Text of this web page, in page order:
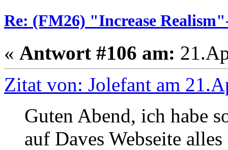
Re: (FM26) "Increase
« Antwort #106 am:
Zitat von: Jolefant am
Guten Abend, ich habe
auf Daves Webseite